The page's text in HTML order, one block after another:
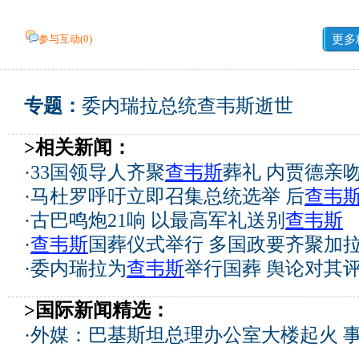
参与互动(0) 更多
专题： 委内瑞拉总统查韦斯逝世
>相关新闻：
·33国领导人齐聚查韦斯葬礼 内贾德亲
·马杜罗呼吁立即召集总统选举 后查韦
·古巴鸣炮21响 以最高军礼送别 查韦斯
·查韦斯国葬仪式举行 多国政要齐聚加
·委内瑞拉为查韦斯举行国葬 舆论对其
>国际新闻精选：
·外媒：巴基斯坦总理办公室大楼起火